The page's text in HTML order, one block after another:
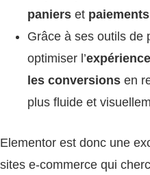
paniers et paiements
Grâce à ses outils de
optimiser l’
les conversions en
plus fluide et
Elementor est donc une
sites e-commerce qui